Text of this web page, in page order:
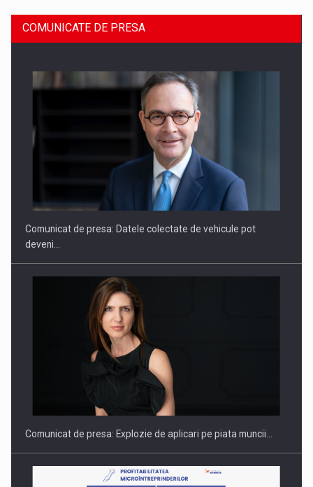
ROOTED IN ROMANIA, BUILT TO DELIVER TECHNOLOGY FOR
PUTTING ROMANIAN CORPORATE COMPANIES ON THE
INTERNATIONAL BUSINESS SCENE
COMUNICATE DE PRESA
Comunicat de presa: Datele colectate de vehicule pot
deveni…
Comunicat de presa: Explozie de aplicari pe piata muncii…